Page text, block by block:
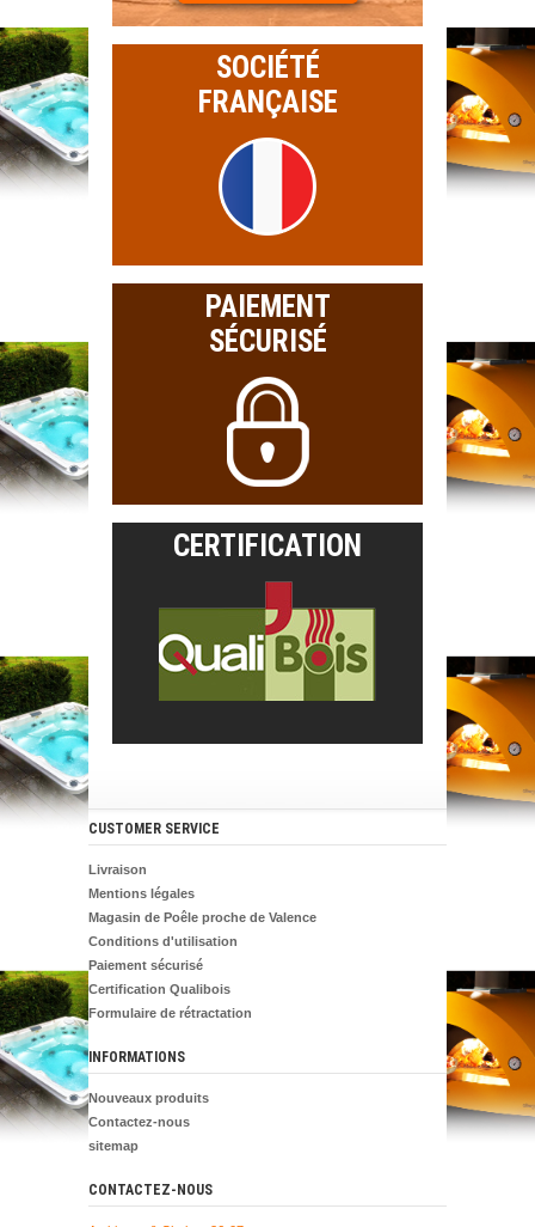
SOCIÉTÉ
FRANÇAISE
PAIEMENT
SÉCURISÉ
CERTIFICATION
CUSTOMER SERVICE
Livraison
Mentions légales
Magasin de Poêle proche de Valence
Conditions d'utilisation
Paiement sécurisé
Certification Qualibois
Formulaire de rétractation
INFORMATIONS
Nouveaux produits
Contactez-nous
sitemap
CONTACTEZ-NOUS